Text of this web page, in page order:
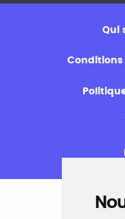
Qui
Conditions